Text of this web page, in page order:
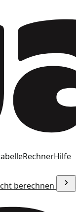
RechnerHilfe
berechnen